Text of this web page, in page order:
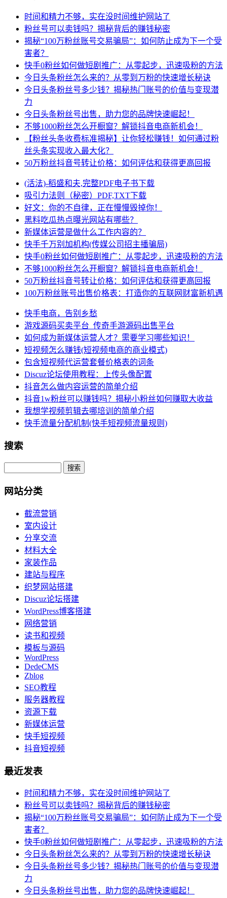
时间和精力不够，实在没时间维护网站了
粉丝号可以卖钱吗？揭秘背后的赚钱秘密
揭秘“100万粉丝账号交易骗局”：如何防止成为下一个受
害者？
快手0粉丝如何做短剧推广：从零起步，迅速吸粉的方法
今日头条粉丝怎么来的？从零到万粉的快速增长秘诀
今日头条粉丝号多少钱？揭秘热门账号的价值与变现潜
力
今日头条粉丝号出售，助力您的品牌快速崛起！
不够1000粉丝怎么开橱窗？解锁抖音电商新机会！
【粉丝头条收费标准揭秘】让你轻松赚钱！如何通过粉
丝头条实现收入最大化？
50万粉丝抖音号转让价格：如何评估和获得更高回报
(活法)-稻盛和夫,完整PDF电子书下载
吸引力法则（秘密）PDF,TXT下载
好文：你的不自律，正在慢慢毁掉你！
黑料吃瓜热点曝光网站有哪些？
新媒体运营是做什么工作内容的？
快手千万别加机构(传媒公司招主播骗局)
快手0粉丝如何做短剧推广：从零起步，迅速吸粉的方法
不够1000粉丝怎么开橱窗？解锁抖音电商新机会！
50万粉丝抖音号转让价格：如何评估和获得更高回报
100万粉丝账号出售价格表：打造你的互联网财富新机遇
快手电商，告别乡愁
游戏源码买卖平台_传奇手游源码出售平台
如何成为新媒体运营人才？需要学习哪些知识！
短视频怎么赚钱(短视频电商的商业模式)
包含短视频代运营套餐价格表的词条
Discuz论坛使用教程：上传头像配置
抖音怎么做内容运营的简单介绍
抖音1w粉丝可以赚钱吗？揭秘小粉丝如何赚取大收益
我想学视频剪辑去哪培训的简单介绍
快手流量分配机制(快手短视频流量规则)
搜索
网站分类
截流营销
室内设计
分享交流
材料大全
家装作品
建站与程序
织梦网站搭建
Discuz论坛搭建
WordPress博客搭建
网络营销
读书和视频
模板与源码
WordPress
DedeCMS
Zblog
SEO教程
服务器教程
资源下载
新媒体运营
快手短视频
抖音短视频
最近发表
时间和精力不够，实在没时间维护网站了
粉丝号可以卖钱吗？揭秘背后的赚钱秘密
揭秘“100万粉丝账号交易骗局”：如何防止成为下一个受
害者？
快手0粉丝如何做短剧推广：从零起步，迅速吸粉的方法
今日头条粉丝怎么来的？从零到万粉的快速增长秘诀
今日头条粉丝号多少钱？揭秘热门账号的价值与变现潜
力
今日头条粉丝号出售，助力您的品牌快速崛起！